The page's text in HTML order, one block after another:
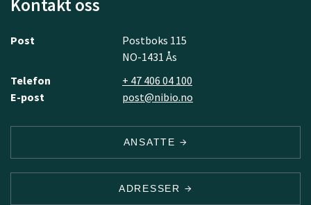
Kontakt oss
Post
Postboks 115
NO-1431 Ås
Telefon
+ 47 406 04 100
E-post
post@nibio.no
ANSATTE
ADRESSER